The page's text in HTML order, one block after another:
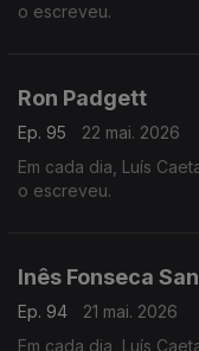
o escreveu.
Ron Padgett
Ep. 95
22 mai. 2026
Em cada dia, Luís
o escreveu.
Inês Fonseca
Ep. 94
21 mai. 2026
Em cada dia, Luís